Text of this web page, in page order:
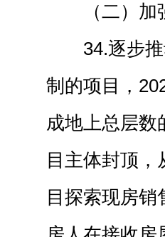
（二）
34.逐步
制的项目，
成地上总层数
目主体封顶，
目探索现房销